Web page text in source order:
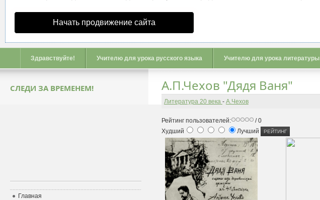
Начать продвижение сайта
Здравствуйте! Учителю для урока русского языка Учителю для урока литературы
А.П.Чехов "Дядя Ваня"
Литература 20 века - А.Чехов
Рейтинг пользователей:
/ 0
Худший
Лучший
СЛЕДИ ЗА ВРЕМЕНЕМ!
Главная